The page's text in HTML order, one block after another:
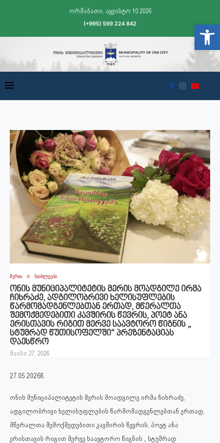
ორშაბათი, აგვისტო 10 2026
(+995) 599 224 842
მერია სიახლეები
ონის მუნიციპალიტეტის მერის მოადგილე ირმა
ჩიხრაძე, ადგილობრივი ხელისუფლების
წარმომადგენლებთან ერთად, მწერალთა
შემოქმედებითი კავშირის წევრის, პოეტ ანა
ერისთავის რიგით მერვე საავტორო წიგნის „
სტუმრად წუთისოფელში“ პრეზენტაციას
დაესწრო
მაისი 27, 2026
27.05.2026წ.
ონის მუნიციპალიტეტის მერის მოადგილე ირმა ჩიხრაძე,
ადგილობრივი ხელისუფლების წარმომადგენლებთან ერთად,
მწერალთა შემოქმედებითი კავშირის წევრის, პოეტ ანა
ერისთავის რიგით მერვე საავტორო წიგნის „ სტუმრად